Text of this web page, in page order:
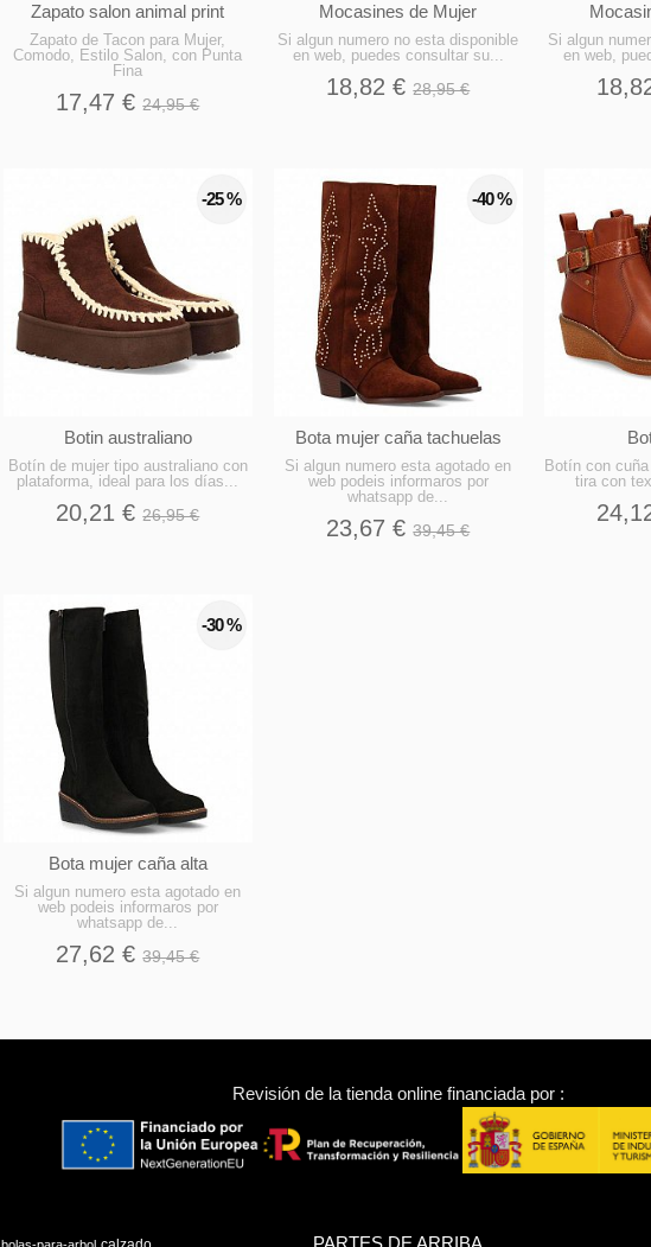
Zapato salon animal print
Zapato de Tacon para Mujer,
Comodo, Estilo Salon, con Punta
Fina
17,47 €24,95 €
Mocasines de Mujer
Si algun numero no esta disponible
en web, puedes consultar su...
18,82 €28,95 €
Si algun
en web,
-25 %
Botin australiano
Botín de mujer tipo australiano con
plataforma, ideal para los días...
20,21 €26,95 €
-40 %
Bota mujer caña tachuelas
Si algun numero esta agotado en
web podeis informaros por
whatsapp de...
23,67 €39,45 €
Botín con
tira con
-30 %
Bota mujer caña alta
Si algun numero esta agotado en
web podeis informaros por
whatsapp de...
27,62 €39,45 €
Revisión de la tienda online financiada por :
PARTES DE ARRIBA